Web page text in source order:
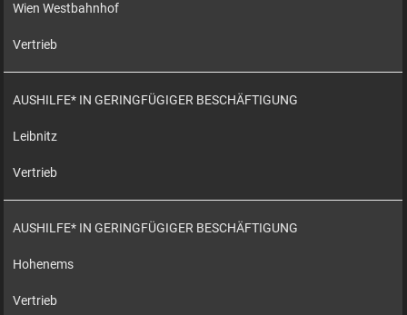
Wien Westbahnhof
Vertrieb
AUSHILFE* IN GERINGFÜGIGER BESCHÄFTIGUNG
Leibnitz
Vertrieb
AUSHILFE* IN GERINGFÜGIGER BESCHÄFTIGUNG
Hohenems
Vertrieb